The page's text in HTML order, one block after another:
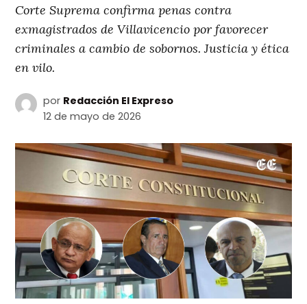
Corte Suprema confirma penas contra
exmagistrados de Villavicencio por favorecer
criminales a cambio de sobornos. Justicia y ética
en vilo.
por Redacción El Expreso
12 de mayo de 2026